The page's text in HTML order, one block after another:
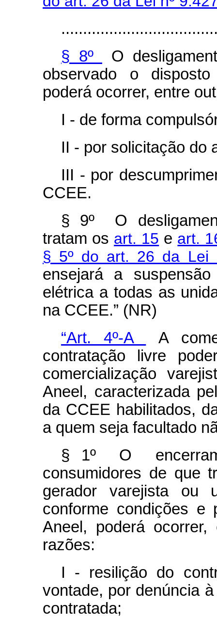
§ 8º
O
observado o
poderá ocorrer, entre
I - de forma
II - por solicitação do
III - por
CCEE.
§ 9º O
tratam os art. 15 e art.
§ 5º do art. 26 da Lei
ensejará a
elétrica a todas as
na CCEE.” (NR)
“Art. 4º-A
A
contratação livre
comercialização
Aneel, caracterizada
da CCEE habilitados,
a quem seja facultado
§ 1º O
consumidores de que
gerador varejista ou
conforme condições e
Aneel, poderá
razões:
I - resilição do
vontade, por denúncia
contratada;